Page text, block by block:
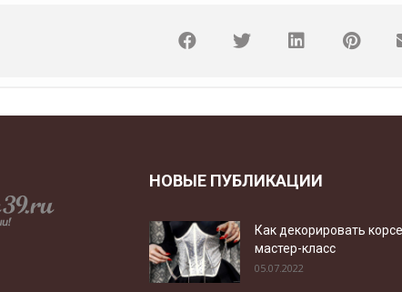
НОВЫЕ ПУБЛИКАЦИИ
Как декорировать
мастер-класс
05.07.2022